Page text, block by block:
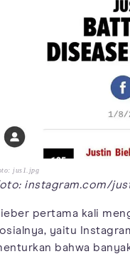
jus1.jpg
instagram.com/
pertama kali
yaitu
bahwa